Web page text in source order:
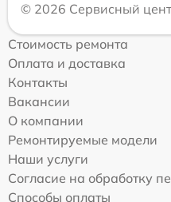
© 2026 Сервисный
Стоимость ремонта
Оплата и доставка
Контакты
Вакансии
О компании
Ремонтируемые модели
Наши услуги
Согласие на обработку
Способы оплаты